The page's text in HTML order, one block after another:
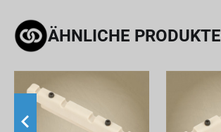
ÄHNLICHE PRODUKTE